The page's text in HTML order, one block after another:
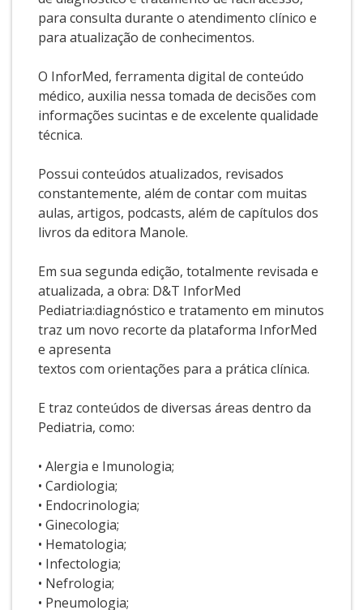
para consulta durante o atendimento clínico e
para atualização de conhecimentos.
O InforMed, ferramenta digital de conteúdo
médico, auxilia nessa tomada de decisões com
informações sucintas e de excelente qualidade
técnica.
Possui conteúdos atualizados, revisados
constantemente, além de contar com muitas
aulas, artigos, podcasts, além de capítulos dos
livros da editora Manole.
Em sua segunda edição, totalmente revisada e
atualizada, a obra: D&T InforMed
Pediatria:diagnóstico e tratamento em minutos
traz um novo recorte da plataforma InforMed
e apresenta
textos com orientações para a prática clínica.
E traz conteúdos de diversas áreas dentro da
Pediatria, como:
• Alergia e Imunologia;
• Cardiologia;
• Endocrinologia;
• Ginecologia;
• Hematologia;
• Infectologia;
• Nefrologia;
• Pneumologia;